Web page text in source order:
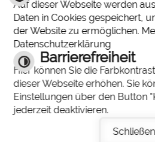
Wir senden
gerne
Unterlagen
Auf dieser Webseite werden
Daten in Cookies gespeichert,
der Website zu ermöglichen.
Datenschutzerklärung
Barrierefreiheit
Hier können Sie die
dieser Webseite erhöhen. Sie
Einstellungen über den Button
jederzeit deaktivieren.
Schließen